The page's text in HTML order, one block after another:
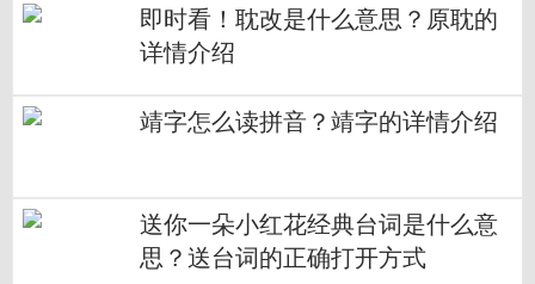
即时看！耽改是什么意思？原耽的
详情介绍
靖字怎么读拼音？靖字的详情介绍
送你一朵小红花经典台词是什么意
思？送台词的正确打开方式